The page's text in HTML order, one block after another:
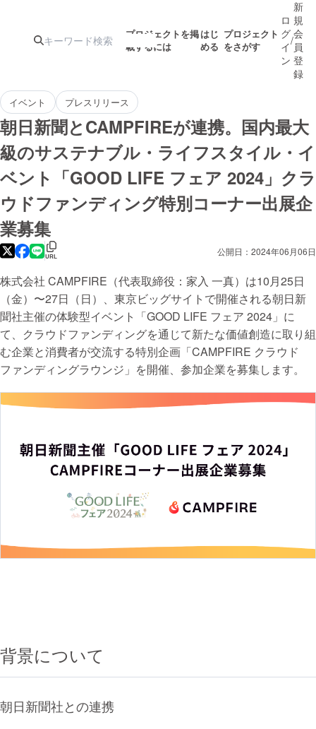
プロジェクトを掲
載するには
はじ
める
プロジェクト
をさがす
人気のプロ
ジェクト
注目のリ
ターン
注目の新着プロ
ジェクト
募集終了が近いプ
ロジェクト
もうすぐ公開
されます
アート・写真 音楽
ビジネス・起業 チャレンジ
まちづくり・地域活性化
CAMPFIREふるさと納税machi-yaコミュニティ
ロ
グ
イ
ン
/
新
規
会
員
登
録
イベント プレスリリース
朝日新聞とCAMPFIREが連携。国内最大
級のサステナブル・ライフスタイル・イ
ベント「GOOD LIFE フェア 2024」クラ
ウドファンディング特別コーナー出展企
業募集
URL 公開日：2024年06月06日
株式会社 CAMPFIRE（代表取締役：家入 一真）は10月25日
（金）〜27日（日）、東京ビッグサイトで開催される朝日新
聞社主催の体験型イベント「GOOD LIFE フェア 2024」に
て、クラウドファンディングを通じて新たな価値創造に取り組
む企業と消費者が交流する特別企画「CAMPFIRE クラウド
ファンディングラウンジ」を開催、参加企業を募集します。
背景について
朝日新聞社との連携